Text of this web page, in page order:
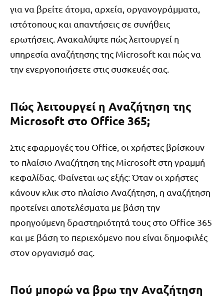
για να βρείτε άτομα, αρχεία, οργανογράμματα,
ιστότοπους και απαντήσεις σε συνήθεις
ερωτήσεις. Ανακαλύψτε πώς λειτουργεί η
υπηρεσία αναζήτησης της Microsoft και πώς να
την ενεργοποιήσετε στις συσκευές σας.
Πώς λειτουργεί η Αναζήτηση της
Microsoft στο Office 365;
Στις εφαρμογές του Office, οι χρήστες βρίσκουν
το πλαίσιο Αναζήτηση της Microsoft στη γραμμή
κεφαλίδας. Φαίνεται ως εξής: Όταν οι χρήστες
κάνουν κλικ στο πλαίσιο Αναζήτηση, η αναζήτηση
προτείνει αποτελέσματα με βάση την
προηγούμενη δραστηριότητά τους στο Office 365
και με βάση το περιεχόμενο που είναι δημοφιλές
στον οργανισμό σας.
Πού μπορώ να βρω την Αναζήτηση